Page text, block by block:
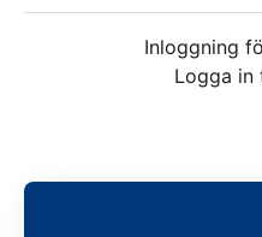
Inloggning
Logga in